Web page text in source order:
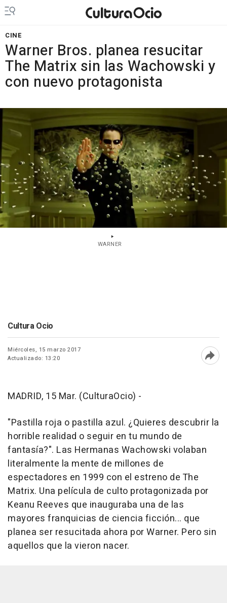
CINE
Warner Bros. planea resucitar
The Matrix sin las Wachowski y
con nuevo protagonista
WARNER
Cultura Ocio
Miércoles, 15 marzo 2017
Actualizado: 13:20
MADRID, 15 Mar. (CulturaOcio) -
"Pastilla roja o pastilla azul. ¿Quieres descubrir la
horrible realidad o seguir en tu mundo de
fantasía?". Las Hermanas Wachowski volaban
literalmente la mente de millones de
espectadores en 1999 con el estreno de The
Matrix. Una película de culto protagonizada por
Keanu Reeves que inauguraba una de las
mayores franquicias de ciencia ficción... que
planea ser resucitada ahora por Warner. Pero sin
aquellos que la vieron nacer.